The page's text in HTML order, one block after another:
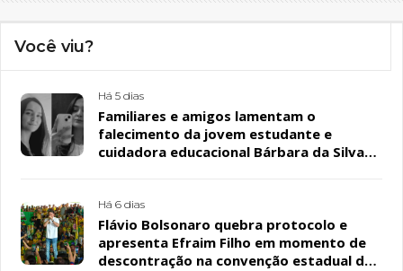
Você viu?
Há 5 dias
Familiares e amigos lamentam o
falecimento da jovem estudante e
cuidadora educacional Bárbara da Silva
Há 6 dias
Flávio Bolsonaro quebra protocolo e
apresenta Efraim Filho em momento de
descontração na convenção estadual do